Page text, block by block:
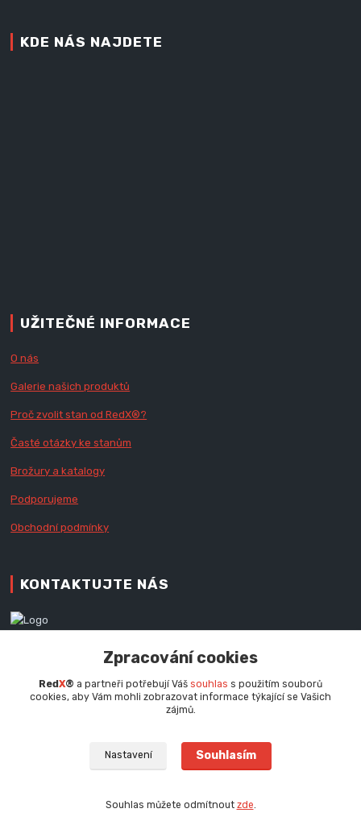
KDE NÁS NAJDETE
UŽITEČNÉ INFORMACE
O nás
Galerie našich produktů
Proč zvolit stan od RedX®?
Časté otázky ke stanům
Brožury a katalogy
Podporujeme
Obchodní podmínky
KONTAKTUJTE NÁS
+420 777 979 111
info@redx.cz
Zpracování cookies
Red X® a partneři potřebují Váš souhlas s použitím souborů
cookies, aby Vám mohli zobrazovat informace týkající se Vašich
zájmů.
Nastavení Souhlasím
Souhlas můžete odmítnout zde.